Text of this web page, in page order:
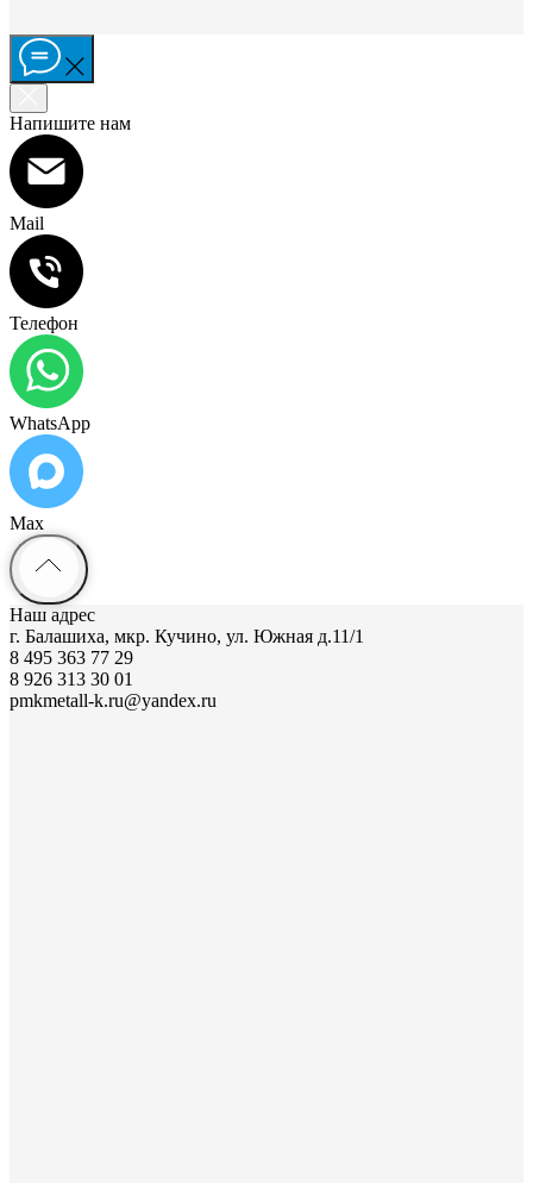
Напишите нам
Mail
Телефон
WhatsApp
Max
Наш адрес
г. Балашиха, мкр. Кучино, ул. Южная д.11/1
8 495 363 77 29
8 926 313 30 01
pmkmetall-k.ru@yandex.ru